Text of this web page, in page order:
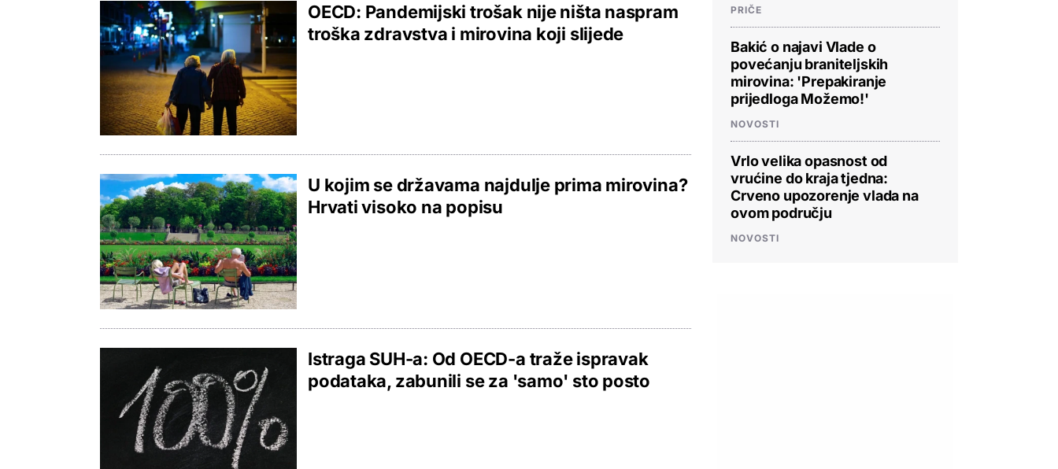
OECD: Pandemijski trošak nije ništa naspram
troška zdravstva i mirovina koji slijede
U kojim se državama najdulje prima mirovina?
Hrvati visoko na popisu
Istraga SUH-a: Od OECD-a traže ispravak
podataka, zabunili se za 'samo' sto posto
PRIČE
Bakić o najavi Vlade o
povećanju braniteljskih
mirovina: 'Prepakiranje
prijedloga Možemo!'
NOVOSTI
Vrlo velika opasnost od
vrućine do kraja tjedna:
Crveno upozorenje vlada na
ovom području
NOVOSTI